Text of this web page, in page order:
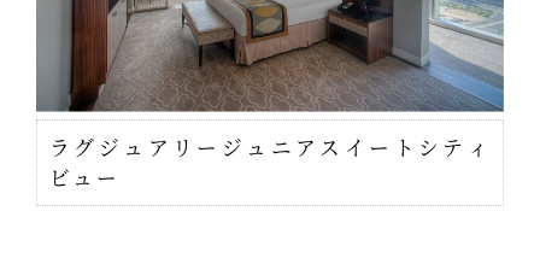
ラグジュアリージュニアスイートシティ
ビュー